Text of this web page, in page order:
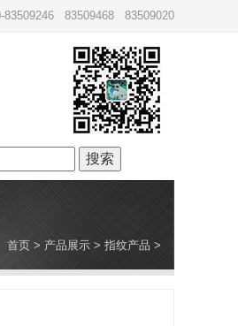
83509246 83509468 83509020
首页 > 产品展示 > 指纹产品 >